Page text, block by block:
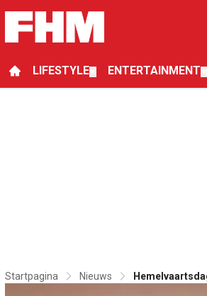
LIFESTYLE ENTERTAINMENT
Startpagina Nieuws